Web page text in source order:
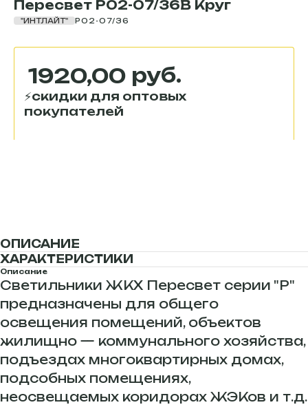
Пересвет Р02-07/36В Круг
"ИНТЛАЙТ" Р02-07/36
1920,00 руб.
ОПИСАНИЕ
ХАРАКТЕРИСТИКИ
Описание
Светильники ЖКХ Пересвет серии "P"
предназначены для общего
освещения помещений, объектов
жилищно — коммунального хозяйства,
подъездах многоквартирных домах,
подсобных помещениях,
неосвещаемых коридорах ЖЭКов и т.д.